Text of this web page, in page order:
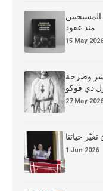
المسيحيين
منذ عقود
15 May 2026
عشر وصرخة
دي فوكو
27 May 2026
حياتنا
1 Jun 2026